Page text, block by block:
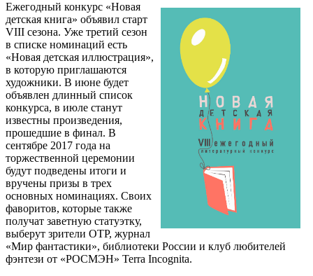
Ежегодный конкурс «Новая
детская книга» объявил старт
VIII сезона. Уже третий сезон
в списке номинаций есть
«Новая детская иллюстрация»,
в которую приглашаются
художники. В июне будет
объявлен длинный список
конкурса, в июле станут
известны произведения,
прошедшие в финал. В
сентябре 2017 года на
торжественной церемонии
будут подведены итоги и
вручены призы в трех
основных номинациях. Своих
фаворитов, которые также
получат заветную статуэтку,
выберут зрители ОТР, журнал
«Мир фантастики», библиотеки России и клуб любителей
фэнтези от «РОСМЭН» Terra Incognita.